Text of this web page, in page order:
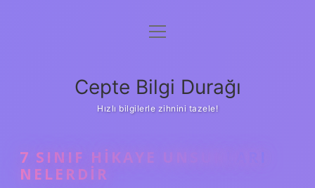
Anasayfa
Yasal Uyarı
menüyü
Cepte Bilgi Durağı
Hızlı bilgilerle zihnini tazele!
7 SINIF HIKAYE UNSURLARI
NELERDIR